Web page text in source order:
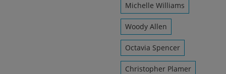
Michelle Williams
Woody Allen
Octavia Spencer
Christopher Plamer